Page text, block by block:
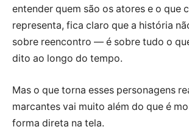
entender quem são os atores e o que
representa, fica claro que a história
sobre reencontro — é sobre tudo o
dito ao longo do tempo.
Mas o que torna esses personagens
marcantes vai muito além do que é
forma direta na tela.